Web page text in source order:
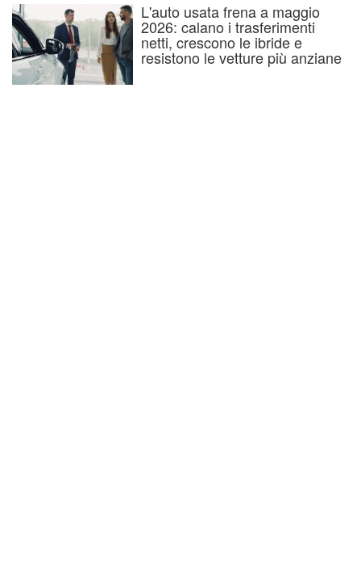
L'auto usata frena a maggio
2026: calano i trasferimenti
netti, crescono le ibride e
resistono le vetture più anziane